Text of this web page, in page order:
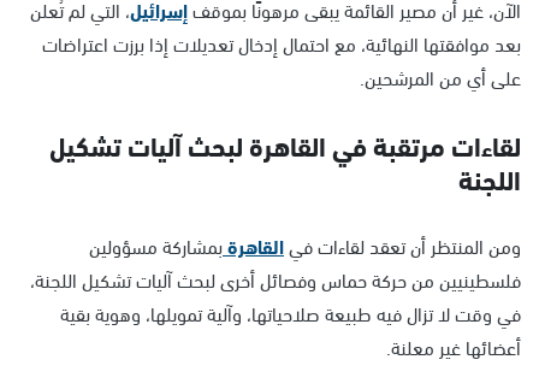
الآن، غير أن مصير القائمة يبقى مرهونًا بموقفإسرائيل، التي لم تُعلن
بعد موافقتها النهائية، مع احتمال إدخال تعديلات إذا برزت اعتراضات
على أي من المرشحين.
لقاءات مرتقبة في القاهرة لبحث آليات تشكيل
اللجنة
ومن المنتظر أن تعقد لقاءات فيالقاهرةبمشاركة مسؤولين
فلسطينيين من حركة حماس وفصائل أخرى لبحث آليات تشكيل اللجنة،
في وقت لا تزال فيه طبيعة صلاحياتها، وآلية تمويلها، وهوية بقية
أعضائها غير معلنة.